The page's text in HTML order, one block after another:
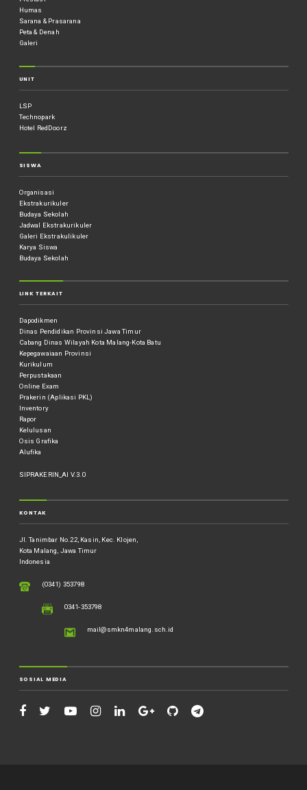
Humas
Sarana & Prasarana
Peta & Denah
Galeri
UNIT
LSP
Technopark
Hotel RedDoorz
SISWA
Organisasi
Ekstrakurikuler
Budaya Sekolah
Jadwal Ekstrakurikuler
Galeri Ekstrakulikuler
Karya Siswa
Budaya Sekolah
LINK TERKAIT
Dapodikmen
Dinas Pendidikan Provinsi Jawa Timur
Cabang Dinas Wilayah Kota Malang-Kota Batu
Kepegawaiaan Provinsi
Kurikulum
Perpustakaan
Online Exam
Prakerin (Aplikasi PKL)
Inventory
Rapor
Kelulusan
Osis Grafika
Alufika
SIPRAKERIN_AI V.3.0
KONTAK
Jl. Tanimbar No.22, Kasin, Kec. Klojen,
Kota Malang, Jawa Timur
Indonesia
(0341) 353798
0341-353798
mail@smkn4malang.sch.id
SOSIAL MEDIA